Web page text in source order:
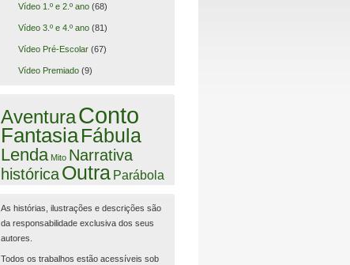
Vídeo 1.º e 2.º ano(68)
Vídeo 3.º e 4.º ano(81)
Vídeo Pré-Escolar(67)
Vídeo Premiado(9)
AventuraConto
FantasiaFábula
Lenda Mito Narrativa
históricaOutra Parábola
As histórias, ilustrações e descrições são
da responsabilidade exclusiva dos seus
autores.
Todos os trabalhos estão acessíveis sob